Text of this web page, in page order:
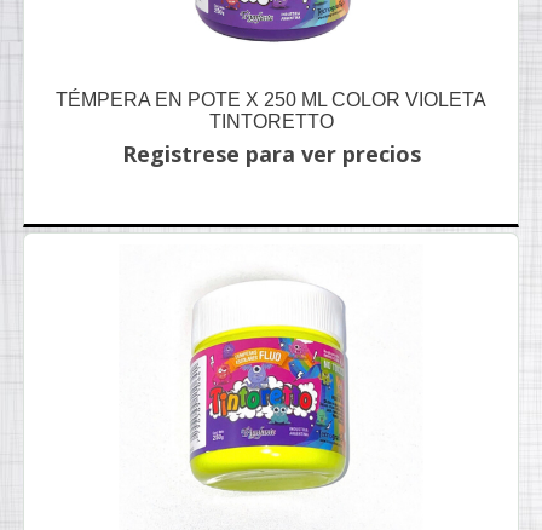
TÉMPERA EN POTE X 250 ML COLOR VIOLETA
TINTORETTO
Registrese para ver precios